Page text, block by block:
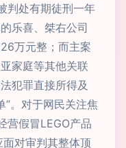
判处有期徒刑一年
乐喜、桀右公司
万元整；而主案
家庭等其他关联
犯罪直接所得及
。对于网民关注焦
营假冒LEGO产品
对审判其整体顶